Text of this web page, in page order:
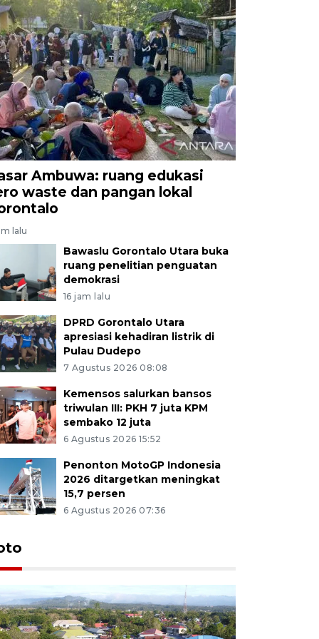
Ambuwa: ruang edukasi
waste dan pangan lokal
lalu
Bawaslu Gorontalo Utara buka
ruang penelitian penguatan
demokrasi
16 jam lalu
DPRD Gorontalo Utara
apresiasi kehadiran listrik di
Pulau Dudepo
7 Agustus 2026 08:08
Kemensos salurkan bansos
triwulan III: PKH 7 juta KPM
sembako 12 juta
6 Agustus 2026 15:52
Penonton MotoGP Indonesia
2026 ditargetkan meningkat
15,7 persen
6 Agustus 2026 07:36